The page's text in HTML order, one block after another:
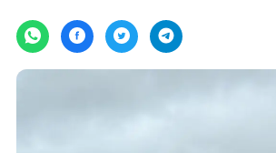
sexta-feira, 19/04/2024 às 10:07